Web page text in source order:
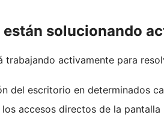
están solucionando
trabajando activamente para
del escritorio en determinados
accesos directos de la pantalla